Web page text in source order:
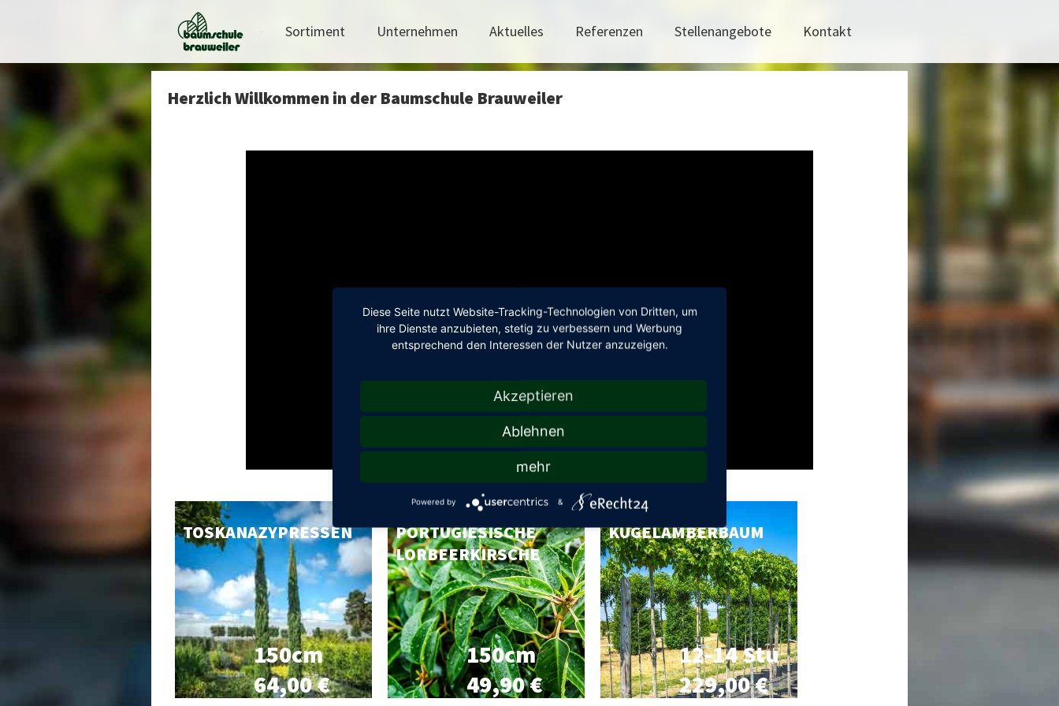
Sortiment Unternehmen Aktuelles Referenzen Stellenangebote Kontakt
Herzlich Willkommen in der Baumschule Brauweiler
TOSKANAZYPRESSEN
150cm
64,00 €
PORTUGIESISCHE
LORBEERKIRSCHE
150cm
49,90 €
KUGELAMBERBAUM
12-14 Stu
229,00 €
Diese Seite nutzt Website-Tracking-Technologien von Dritten, um
ihre Dienste anzubieten, stetig zu verbessern und Werbung
entsprechend den Interessen der Nutzer anzuzeigen.
Akzeptieren
Ablehnen
mehr
Powered by &